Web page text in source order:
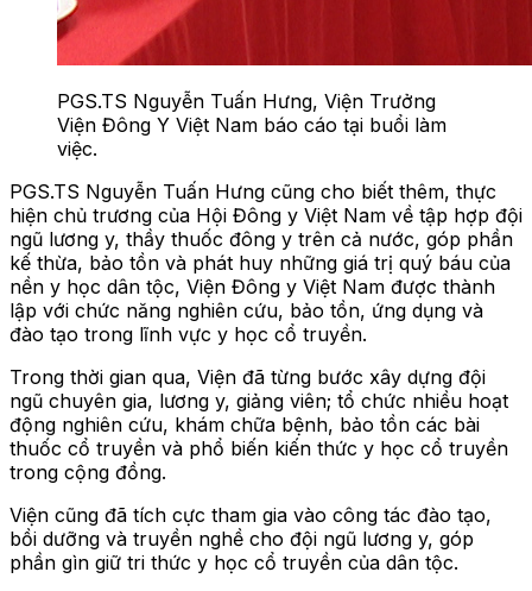
PGS.TS Nguyễn Tuấn Hưng, Viện Trưởng
Viện Đông Y Việt Nam báo cáo tại buổi làm
việc.
PGS.TS Nguyễn Tuấn Hưng cũng cho biết thêm, thực
hiện chủ trương của Hội Đông y Việt Nam về tập hợp đội
ngũ lương y, thầy thuốc đông y trên cả nước, góp phần
kế thừa, bảo tồn và phát huy những giá trị quý báu của
nền y học dân tộc, Viện Đông y Việt Nam được thành
lập với chức năng nghiên cứu, bảo tồn, ứng dụng và
đào tạo trong lĩnh vực y học cổ truyền.
Trong thời gian qua, Viện đã từng bước xây dựng đội
ngũ chuyên gia, lương y, giảng viên; tổ chức nhiều hoạt
động nghiên cứu, khám chữa bệnh, bảo tồn các bài
thuốc cổ truyền và phổ biến kiến thức y học cổ truyền
trong cộng đồng.
Viện cũng đã tích cực tham gia vào công tác đào tạo,
bồi dưỡng và truyền nghề cho đội ngũ lương y, góp
phần gìn giữ tri thức y học cổ truyền của dân tộc.